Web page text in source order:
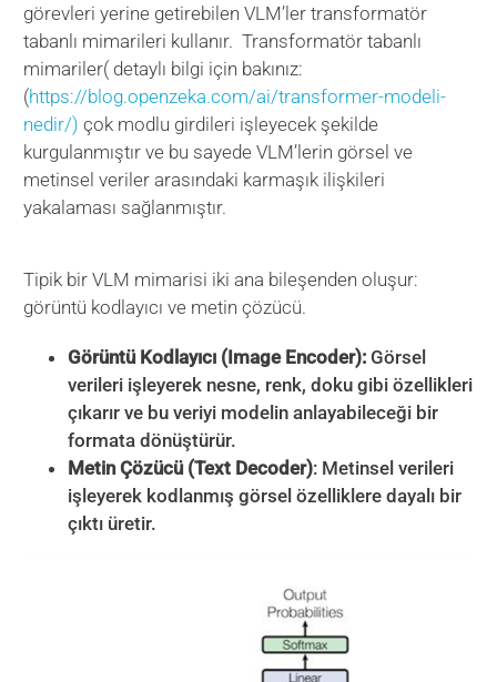
görevleri yerine getirebilen VLM’ler transformatör
tabanlı mimarileri kullanır. Transformatör tabanlı
mimariler( detaylı bilgi için bakınız:
(https://blog.openzeka.com/ai/transformer-modeli-
nedir/) çok modlu girdileri işleyecek şekilde
kurgulanmıştır ve bu sayede VLM’lerin görsel ve
metinsel veriler arasındaki karmaşık ilişkileri
yakalaması sağlanmıştır.
Tipik bir VLM mimarisi iki ana bileşenden oluşur:
görüntü kodlayıcı ve metin çözücü.
Görüntü Kodlayıcı (Image Encoder): Görsel
verileri işleyerek nesne, renk, doku gibi özellikleri
çıkarır ve bu veriyi modelin anlayabileceği bir
formata dönüştürür.
Metin Çözücü (Text Decoder): Metinsel verileri
işleyerek kodlanmış görsel özelliklere dayalı bir
çıktı üretir.